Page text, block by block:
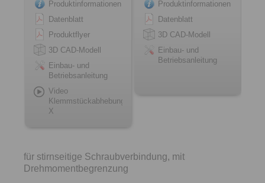
Produktinformationen
Datenblatt
Produktflyer
3D CAD-Modell
Einbau- und
Betriebsanleitung
Video
Klemmstückabhebung
X
Produktinformationen
Datenblatt
3D CAD-Modell
Einbau- und
Betriebsanleitung
für stirnseitige Schraubverbindung, mit
Drehmomentbegrenzung